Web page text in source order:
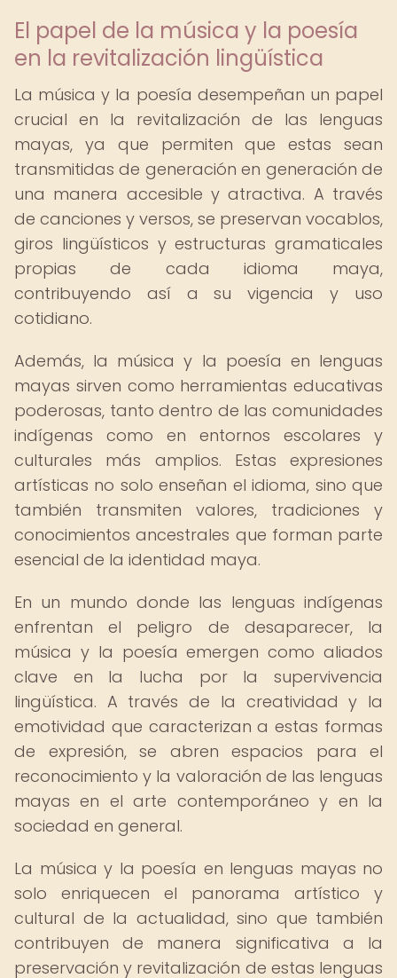
El papel de la música y la poesía
en la revitalización lingüística
La música y la poesía desempeñan un papel
crucial en la revitalización de las lenguas
mayas, ya que permiten que estas sean
transmitidas de generación en generación de
una manera accesible y atractiva. A través
de canciones y versos, se preservan vocablos,
giros lingüísticos y estructuras gramaticales
propias de cada idioma maya,
contribuyendo así a su vigencia y uso
cotidiano.
Además, la música y la poesía en lenguas
mayas sirven como herramientas educativas
poderosas, tanto dentro de las comunidades
indígenas como en entornos escolares y
culturales más amplios. Estas expresiones
artísticas no solo enseñan el idioma, sino que
también transmiten valores, tradiciones y
conocimientos ancestrales que forman parte
esencial de la identidad maya.
En un mundo donde las lenguas indígenas
enfrentan el peligro de desaparecer, la
música y la poesía emergen como aliados
clave en la lucha por la supervivencia
lingüística. A través de la creatividad y la
emotividad que caracterizan a estas formas
de expresión, se abren espacios para el
reconocimiento y la valoración de las lenguas
mayas en el arte contemporáneo y en la
sociedad en general.
La música y la poesía en lenguas mayas no
solo enriquecen el panorama artístico y
cultural de la actualidad, sino que también
contribuyen de manera significativa a la
preservación y revitalización de estas lenguas